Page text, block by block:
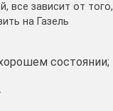
все зависит от того,
на Газель
состоянии;